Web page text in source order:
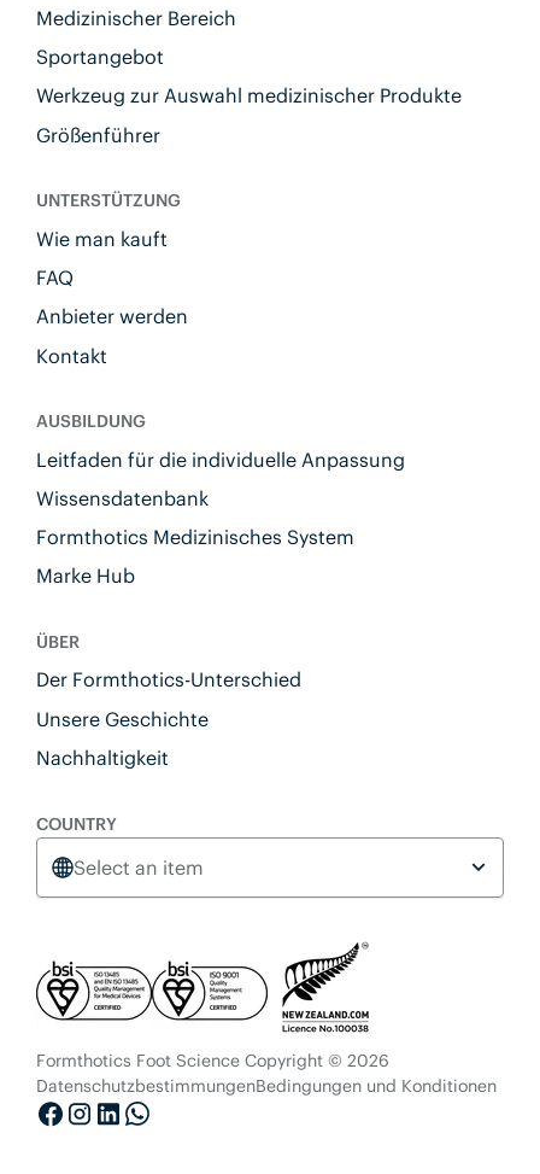
Medizinischer Bereich
Sportangebot
Werkzeug zur Auswahl medizinischer Produkte
Größenführer
UNTERSTÜTZUNG
Wie man kauft
FAQ
Anbieter werden
Kontakt
AUSBILDUNG
Leitfaden für die individuelle Anpassung
Wissensdatenbank
Formthotics Medizinisches System
Marke Hub
ÜBER
Der Formthotics-Unterschied
Unsere Geschichte
Nachhaltigkeit
COUNTRY
Select an item
Formthotics Foot Science Copyright © 2026
DatenschutzbestimmungenBedingungen und Konditionen